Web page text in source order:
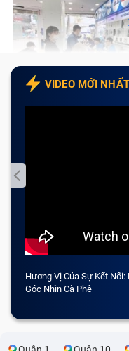
VIDEO MỚI NHẤT
Hương Vị Của Sự Kết
Góc Nhìn Cà Phê